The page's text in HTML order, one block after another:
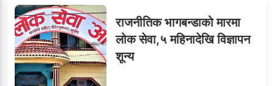
राजनीतिक भागबन्डाको मारमा
लोक सेवा,५ महिनादेखि विज्ञापन
शून्य